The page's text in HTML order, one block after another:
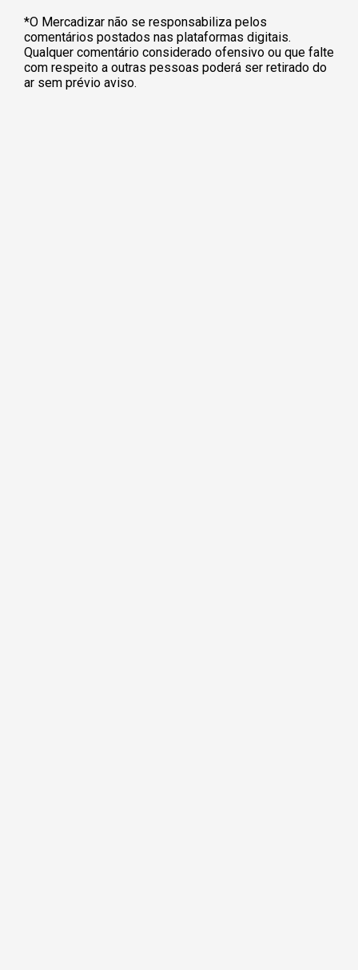
*O Mercadizar não se responsabiliza pelos
comentários postados nas plataformas digitais.
Qualquer comentário considerado ofensivo ou que falte
com respeito a outras pessoas poderá ser retirado do
ar sem prévio aviso.